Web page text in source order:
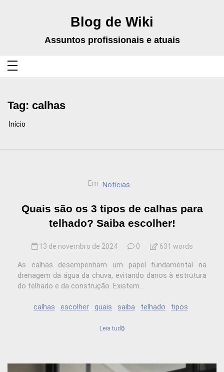
Blog de Wiki
Assuntos profissionais e atuais
Tag: calhas
Início
Em Notícias
Quais são os 3 tipos de calhas para
telhado? Saiba escolher!
13 de novembro de 2024 0 631 words
As calhas desempenham um papel fundamental na
drenagem da água da chuva, evitando danos à estrutura
do telhado e da construção. Existem...
calhas escolher quais saiba telhado tipos
Leia tudo